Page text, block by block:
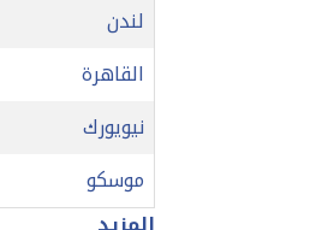
لندن
القاهرة
نيويورك
موسكو